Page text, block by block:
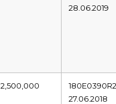
28.06.2019
2,500,000
27.06.2018